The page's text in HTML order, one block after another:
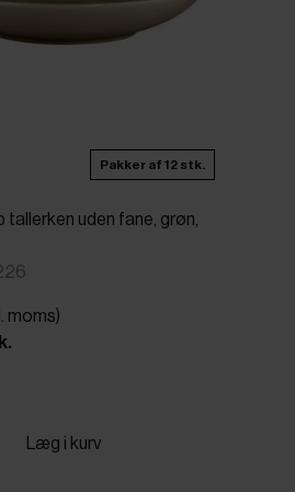
Pakker af 12 stk.
tallerken uden fane, grøn,
moms)
Læg i kurv